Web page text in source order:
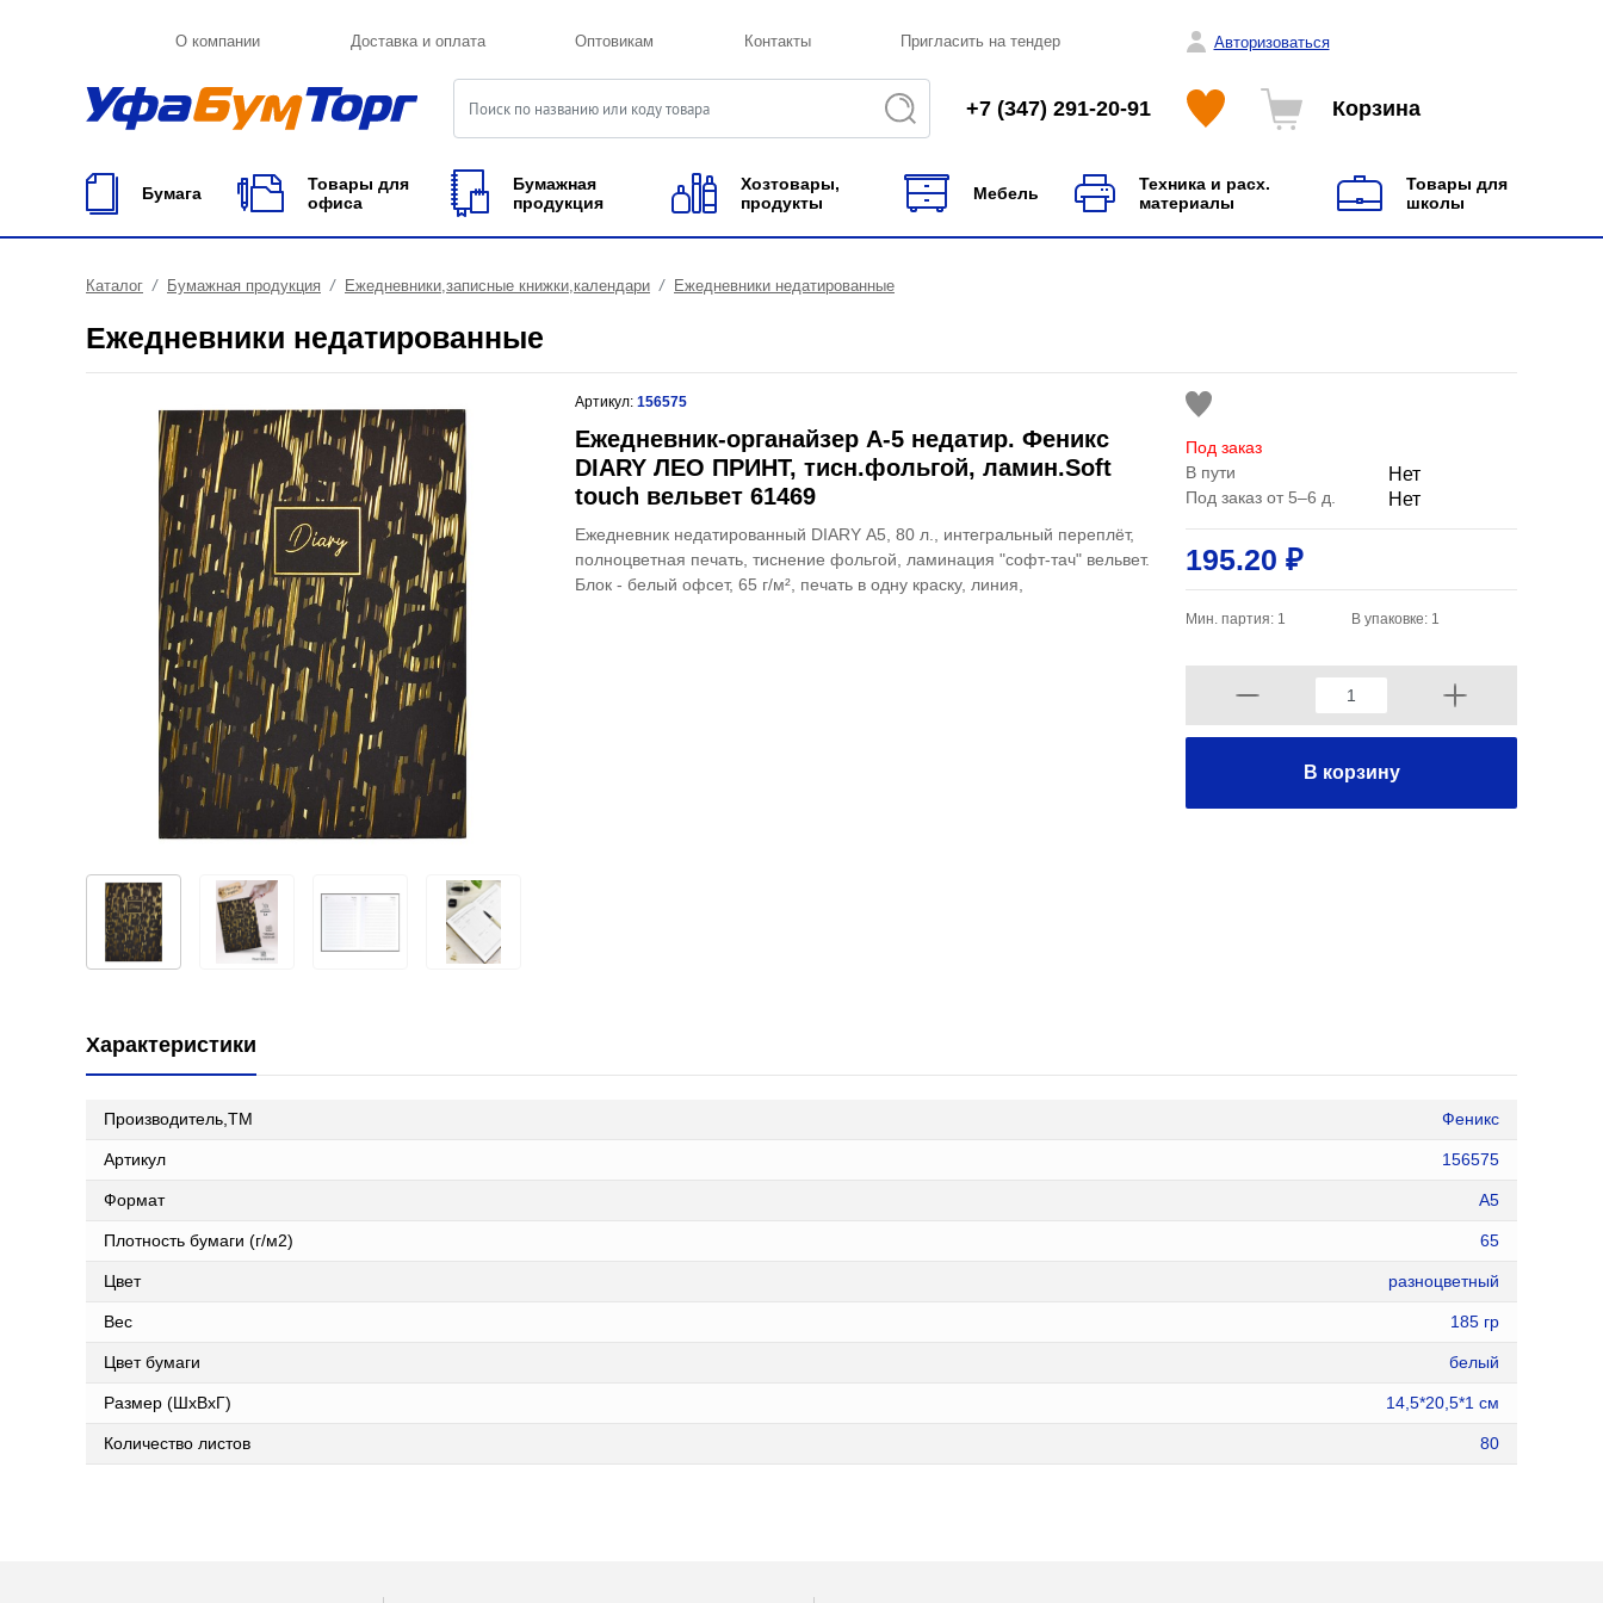
О компании Доставка и оплата Оптовикам Контакты Пригласить на тендер Авторизоваться
+7 (347) 291-20-91 Корзина
Бумага
Товары для
офиса
Бумажная
продукция
Хозтовары,
продукты
Мебель
Техника и расх.
материалы
Товары для
школы
Каталог Бумажная продукция Ежедневники,записные книжки,календари Ежедневники недатированные
Ежедневники недатированные
Артикул: 156575
Ежедневник-органайзер А-5 недатир. Феникс
DIARY ЛЕО ПРИНТ, тисн.фольгой, ламин.Soft
touch вельвет 61469
Ежедневник недатированный DIARY А5, 80 л., интегральный переплёт,
полноцветная печать, тиснение фольгой, ламинация "софт-тач" вельвет.
Блок - белый офсет, 65 г/м², печать в одну краску, линия,
Под заказ
В пути
Нет
Под заказ от 5–6 д. Нет
195.20 ₽
Мин. партия: 1 В упаковке: 1
В корзину
Характеристики
Производитель,ТМ Феникс
Артикул 156575
Формат А5
Плотность бумаги (г/м2) 65
Цвет разноцветный
Вес 185 гр
Цвет бумаги белый
Размер (ШxВxГ) 14,5*20,5*1 см
Количество листов 80